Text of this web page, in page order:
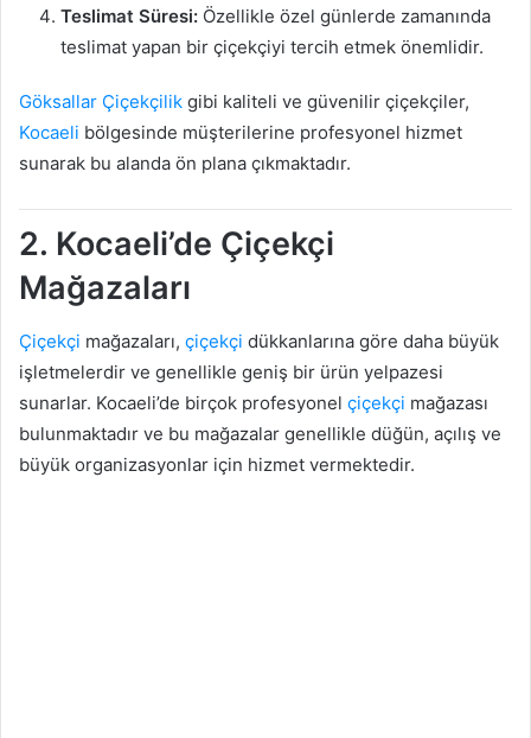
Teslimat Süresi: Özellikle özel günlerde zamanında
teslimat yapan bir çiçekçiyi tercih etmek önemlidir.
Göksallar Çiçekçilik gibi kaliteli ve güvenilir çiçekçiler,
Kocaeli bölgesinde müşterilerine profesyonel hizmet
sunarak bu alanda ön plana çıkmaktadır.
2. Kocaeli’de Çiçekçi
Mağazaları
Çiçekçi mağazaları, çiçekçi dükkanlarına göre daha büyük
işletmelerdir ve genellikle geniş bir ürün yelpazesi
sunarlar. Kocaeli’de birçok profesyonel çiçekçi mağazası
bulunmaktadır ve bu mağazalar genellikle düğün, açılış ve
büyük organizasyonlar için hizmet vermektedir.